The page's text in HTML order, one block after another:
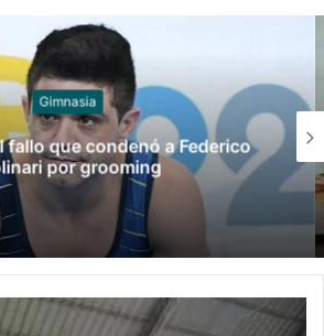
Juegos
la canción de los Juegos
compuesta por mujeres